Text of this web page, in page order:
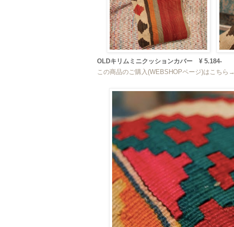
OLDキリムミニクッションカバー ¥ 5.184-
この商品のご購入(WEBSHOPページ)はこちら→